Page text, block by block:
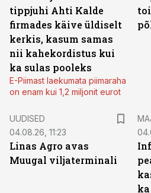
tippjuhi Ahti Kalde
firmades käive üldiselt
kerkis, kasum samas
nii kahekordistus kui
ka sulas pooleks
E-Piimast laekumata piimaraha
on enam kui 1,2 miljonit eurot
UUDISED
04.08.26, 11:23
Linas Agro avas
Muugal viljaterminali